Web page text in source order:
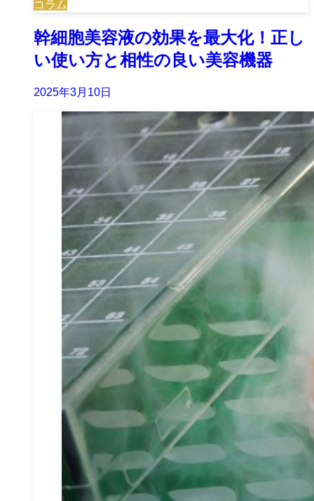
コラム
幹細胞美容液の効果を最大化！正し
い使い方と相性の良い美容機器
2025年3月10日